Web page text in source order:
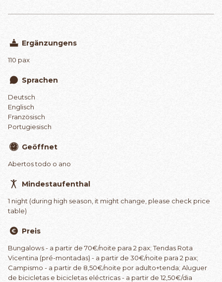
Ergänzungens
110 pax
Sprachen
Deutsch
Englisch
Französisch
Portugiesisch
Geöffnet
Abertos todo o ano
Mindestaufenthal
1 night (during high season, it might change, please check price
table)
Preis
Bungalows - a partir de 70€/noite para 2 pax; Tendas Rota
Vicentina (pré-montadas) - a partir de 30€/noite para 2 pax;
Campismo - a partir de 8,50€/noite por adulto+tenda; Aluguer
de bicicletas e bicicletas eléctricas - a partir de 12,50€/dia